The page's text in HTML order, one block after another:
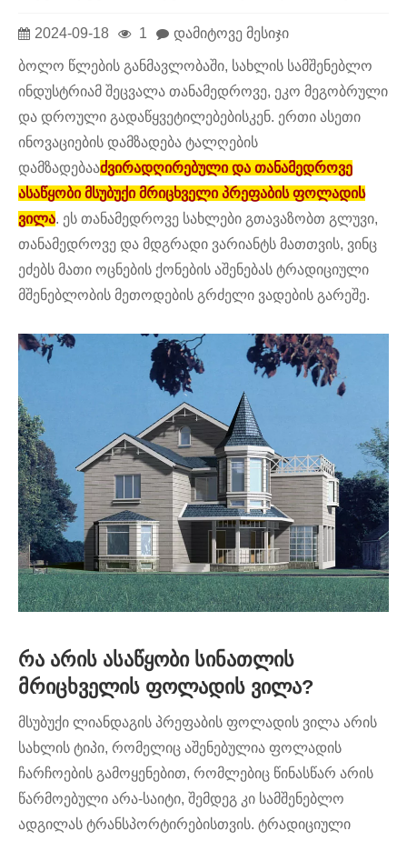
2024-09-18 1 დამიტოვე მესიჯი
ბოლო წლების განმავლობაში, სახლის სამშენებლო
ინდუსტრიამ შეცვალა თანამედროვე, ეკო მეგობრული
და დროული გადაწყვეტილებებისკენ. ერთი ასეთი
ინოვაციების დამზადება ტალღების
დამზადებააძვირადღირებული და თანამედროვე
ასაწყობი მსუბუქი მრიცხველი პრეფაბის ფოლადის
ვილა. ეს თანამედროვე სახლები გთავაზობთ გლუვი,
თანამედროვე და მდგრადი ვარიანტს მათთვის, ვინც
ეძებს მათი ოცნების ქონების აშენებას ტრადიციული
მშენებლობის მეთოდების გრძელი ვადების გარეშე.
რა არის ასაწყობი სინათლის
მრიცხველის ფოლადის ვილა?
მსუბუქი ლიანდაგის პრეფაბის ფოლადის ვილა არის
სახლის ტიპი, რომელიც აშენებულია ფოლადის
ჩარჩოების გამოყენებით, რომლებიც წინასწარ არის
წარმოებული არა-საიტი, შემდეგ კი სამშენებლო
ადგილას ტრანსპორტირებისთვის. ტრადიციული